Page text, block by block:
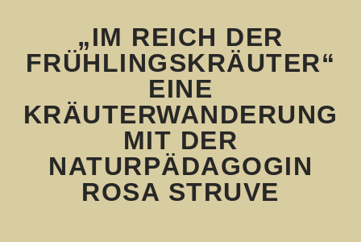
„IM REICH DER
FRÜHLINGSKRÄUTER“
EINE
KRÄUTERWANDERUNG
MIT DER
NATURPÄDAGOGIN
ROSA STRUVE